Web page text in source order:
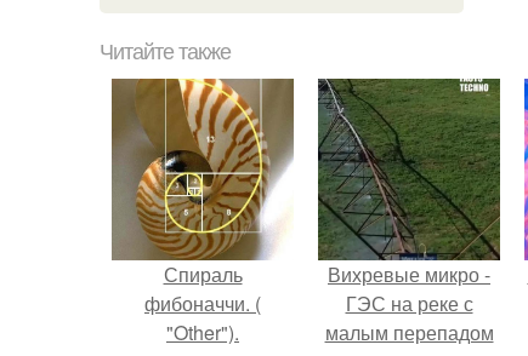
Читайте также
Спираль
фибоначчи. (
"Other").
Вихревые микро -
ГЭС на реке с
малым перепадом